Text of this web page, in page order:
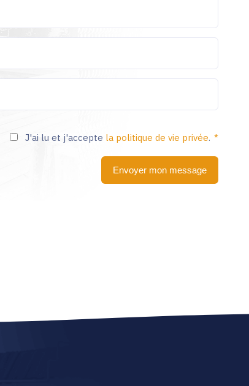
J'ai lu et j'accepte la politique de vie privée.
Envoyer mon message